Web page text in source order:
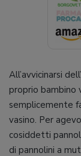
All’avvicinarsi
proprio bambino
semplicemente
vasino. Per
cosiddetti
di pannolini a